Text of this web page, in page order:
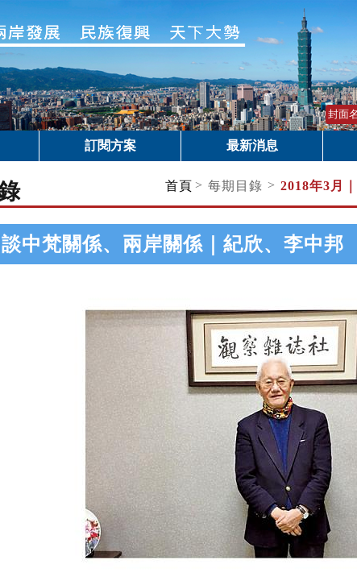
訂閱方案 最新消息
首頁 > 每期目錄 > 2018年3月｜
中梵關係、兩岸關係｜紀欣、李中邦